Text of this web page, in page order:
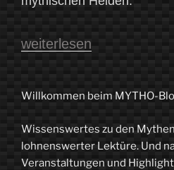
„Maui
polynesischer
und
Trickster“
weiterlesen
Willkommen beim MYTHO-
Wissenswertes zu den
lohnenswerter Lektüre. Und
Veranstaltungen und